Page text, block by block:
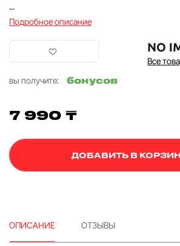
...
Подробное описание
Все
вы получите:
бонусов
7 990 ₸
ДОБАВИТЬ В
ОПИСАНИЕ ОТЗЫВЫ